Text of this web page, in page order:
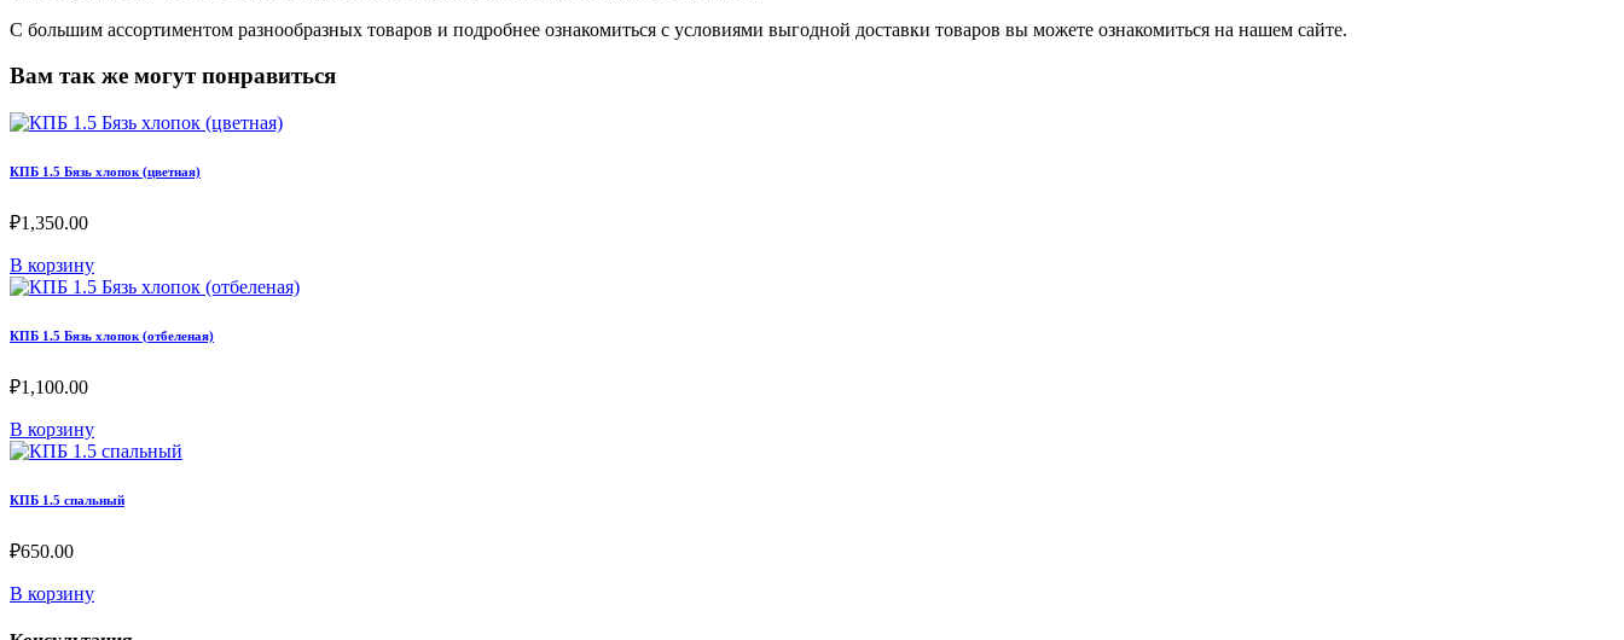
С большим ассортиментом разнообразных товаров и подробнее ознакомиться с условиями выгодной доставки товаров вы можете ознакомиться на нашем сайте.
Вам так же могут понравиться
КПБ 1.5 Бязь хлопок (цветная)
₽1,350.00
В корзину
КПБ 1.5 Бязь хлопок (отбеленая)
₽1,100.00
В корзину
КПБ 1.5 спальный
₽650.00
В корзину